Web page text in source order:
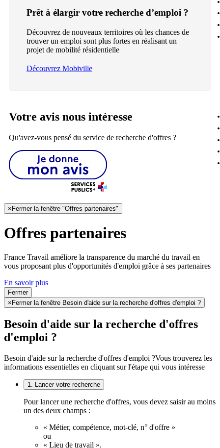
Prêt à élargir votre recherche d’emploi ?
Découvrez de nouveaux territoires où les chances de
trouver un emploi sont plus fortes en réalisant un
projet de mobilité résidentielle
Découvrez Mobiville
Votre avis nous intéresse
Qu'avez-vous pensé du service de recherche d'offres ?
× Fermer la fenêtre "Offres partenaires"
Offres partenaires
France Travail améliore la transparence du marché du travail en
vous proposant plus d'opportunités d'emploi grâce à ses partenaires
En savoir plus
Fermer
× Fermer la fenêtre Besoin d'aide sur la recherche d'offres d'emploi ?
Besoin d'aide sur la recherche d'offres
d'emploi ?
Besoin d'aide sur la recherche d'offres d'emploi ?Vous trouverez les
informations essentielles en cliquant sur l'étape qui vous intéresse
1. Lancer votre recherche
Pour lancer une recherche d'offres, vous devez saisir au moins
un des deux champs :
« Métier, compétence, mot-clé, n° d'offre »
ou
« Lieu de travail ».